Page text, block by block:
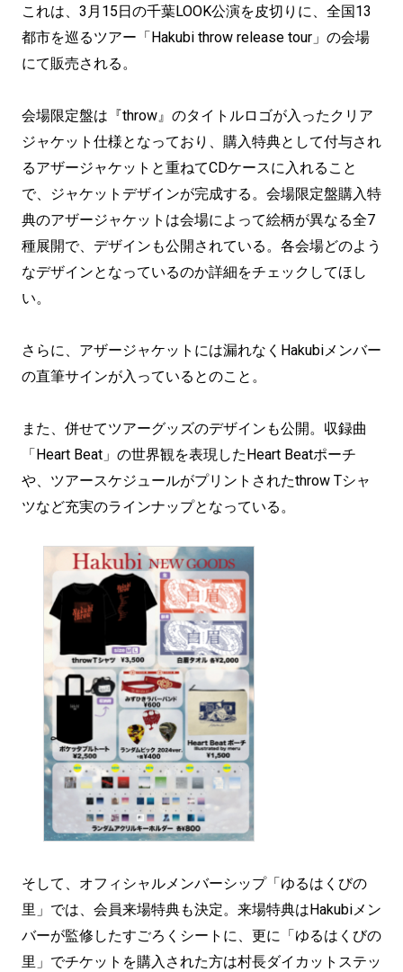
これは、3月15日の千葉LOOK公演を皮切りに、全国13
都市を巡るツアー「Hakubi throw release tour」の会場
にて販売される。
会場限定盤は『throw』のタイトルロゴが入ったクリア
ジャケット仕様となっており、購入特典として付与され
るアザージャケットと重ねてCDケースに入れること
で、ジャケットデザインが完成する。会場限定盤購入特
典のアザージャケットは会場によって絵柄が異なる全7
種展開で、デザインも公開されている。各会場どのよう
なデザインとなっているのか詳細をチェックしてほし
い。
さらに、アザージャケットには漏れなくHakubiメンバー
の直筆サインが入っているとのこと。
また、併せてツアーグッズのデザインも公開。収録曲
「Heart Beat」の世界観を表現したHeart Beatポーチ
や、ツアースケジュールがプリントされたthrow Tシャ
ツなど充実のラインナップとなっている。
そして、オフィシャルメンバーシップ「ゆるはくびの
里」では、会員来場特典も決定。来場特典はHakubiメン
バーが監修したすごろくシートに、更に「ゆるはくびの
里」でチケットを購入された方は村長ダイカットステッ